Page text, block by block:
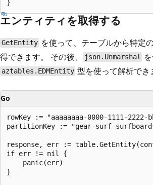
エンティティを取得する
GetEntity を使って、テーブルから特定
得できます。 その後、
json.Unmarshal
aztables.EDMEntity 型を使って解析でき
Go
rowKey := "aaaaaaaa-0000-1111-2222-
partitionKey := "gear-surf-
response, err :=
if err != nil {
    panic(err)
}